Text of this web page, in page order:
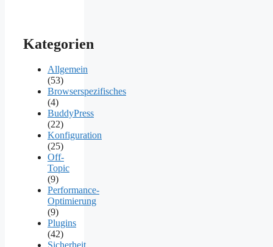
Kategorien
Allgemein
(53)
Browserspezifisches
(4)
BuddyPress
(22)
Konfiguration
(25)
Off-
Topic
(9)
Performance-
Optimierung
(9)
Plugins
(42)